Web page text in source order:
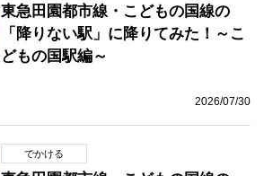
東急田園都市線・こどもの国線の
「降りない駅」に降りてみた！～こ
どもの国駅編～
2026/07/30
でかける